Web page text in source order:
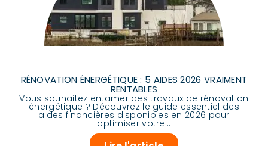
RÉNOVATION ÉNERGÉTIQUE : 5 AIDES 2026 VRAIMENT
RENTABLES
Vous souhaitez entamer des travaux de rénovation
énergétique ? Découvrez le guide essentiel des
aides financières disponibles en 2026 pour
optimiser votre...